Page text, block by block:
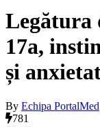
Legătura
17a,
și
By Echipa PortalMed
781